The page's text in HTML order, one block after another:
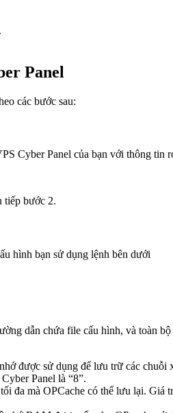
Panel
các bước sau:
Cyber Panel của bạn với thông
tiếp bước 2.
hình bạn sử dụng lệnh bên dưới
dẫn chứa file cấu hình, và toàn
được sử dụng để lưu trữ các chuỗi
Panel là “8”.
đa mà OPCache có thể lưu lại.